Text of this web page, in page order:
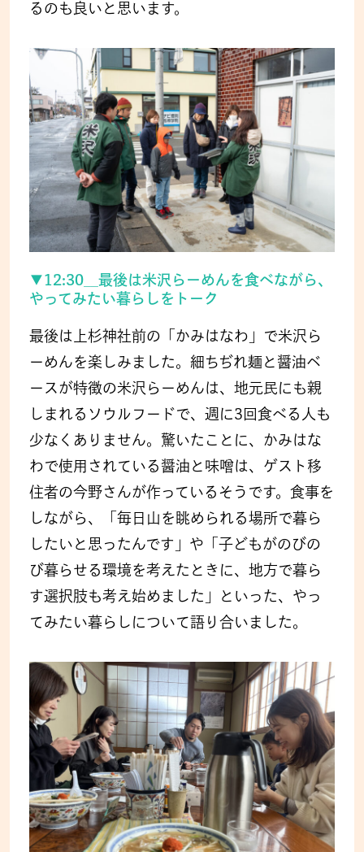
るのも良いと思います。
▼12:30__最後は米沢らーめんを食べながら、
やってみたい暮らしをトーク
最後は上杉神社前の「かみはなわ」で米沢ら
ーめんを楽しみました。細ちぢれ麺と醤油ベ
ースが特徴の米沢らーめんは、地元民にも親
しまれるソウルフードで、週に3回食べる人も
少なくありません。驚いたことに、かみはな
わで使用されている醤油と味噌は、ゲスト移
住者の今野さんが作っているそうです。食事を
しながら、「毎日山を眺められる場所で暮ら
したいと思ったんです」や「子どもがのびの
び暮らせる環境を考えたときに、地方で暮ら
す選択肢も考え始めました」といった、やっ
てみたい暮らしについて語り合いました。